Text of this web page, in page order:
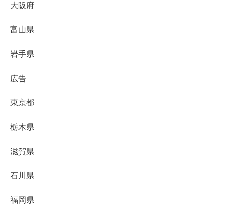
大阪府
富山県
岩手県
広告
東京都
栃木県
滋賀県
石川県
福岡県